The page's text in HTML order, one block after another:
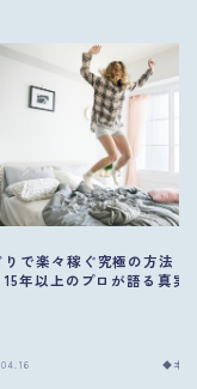
りで楽々稼ぐ究極の方法【
15年以上のプロが語る真実
◆本せ